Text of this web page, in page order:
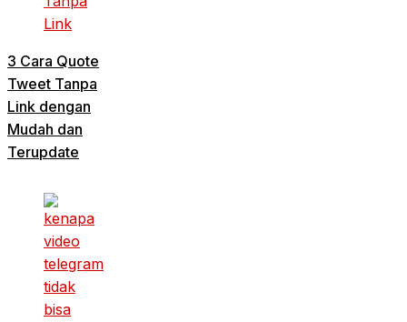
3 Cara Quote
Tweet Tanpa
Link dengan
Mudah dan
Terupdate